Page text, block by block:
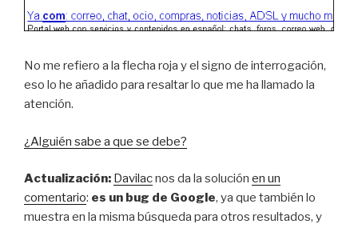
No me refiero a la flecha roja y el signo de interrogación,
eso lo he añadido para resaltar lo que me ha llamado la
atención.
¿Alguién sabe a que se debe?
Actualización: Davilacnos da la solución en un
comentario: es un bug de Google, ya que también lo
muestra en la misma búsqueda para otros resultados, y